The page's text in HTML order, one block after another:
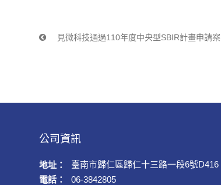
見微科技通過110年度中央型SBIR計畫申請案
公司資訊
地址：
臺南市歸仁區歸仁十三路一段6號D416
電話：
06-3842805